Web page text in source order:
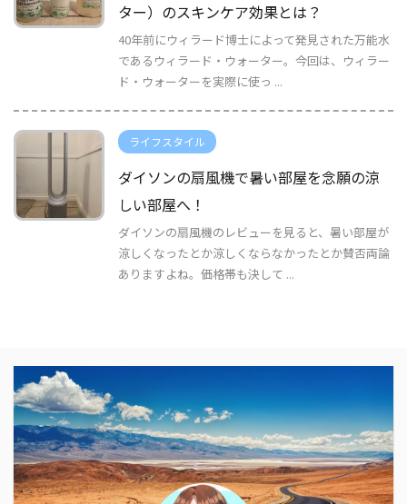
ター）のスキンケア効果とは？
40年前にウィラード博士によって発見された万能水
であるウィラード・ウォーター。今回は、ウィラー
ド・ウォーターを実際に使っ ...
ライフスタイル
ダイソンの扇風機で暑い部屋を念願の涼
しい部屋へ！
ダイソンの扇風機のレビューを見ると、暑い部屋が
涼しくなったとか涼しくならなかったとか賛否両論
ありますよね。価格帯も決して ...